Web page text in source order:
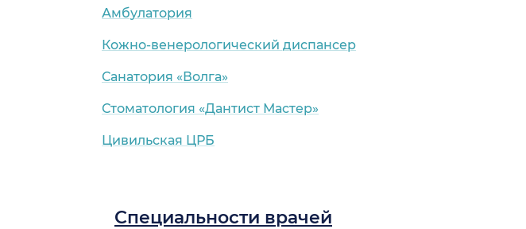
Амбулатория
Кожно-венерологический диспансер
Санатория «Волга»
Стоматология «Дантист Мастер»
Цивильская ЦРБ
Специальности врачей